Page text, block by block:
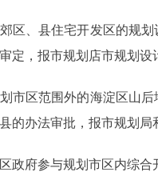
、县住宅开发区的规划
定，报市规划店市规划设
区范围外的海淀区山后
的办法审批，报市规划局
府参与规划市区内综合